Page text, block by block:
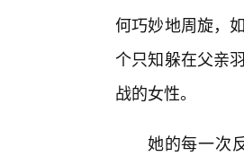
何巧妙地周旋，
个只知躲在父亲
战的女性。
她的每一次